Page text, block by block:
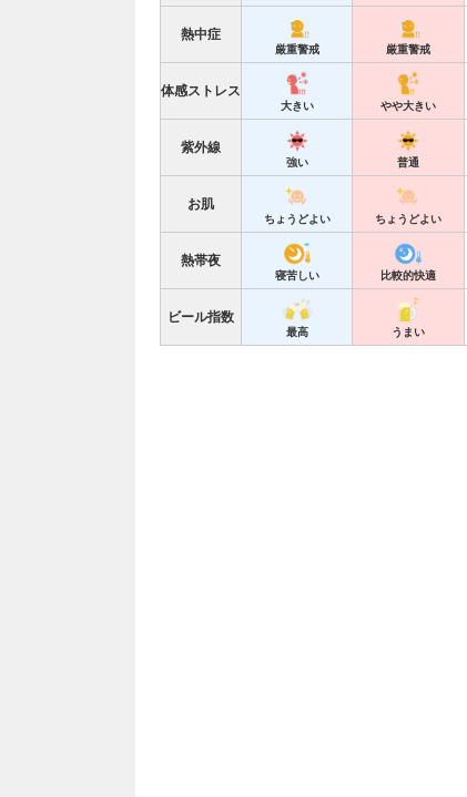
熱中症
厳重警戒 厳重警戒
体感ストレス
大きい やや大きい
紫外線
強い 普通
お肌
ちょうどよい ちょうどよい
熱帯夜
寝苦しい 比較的快適
ビール指数
最高 うまい